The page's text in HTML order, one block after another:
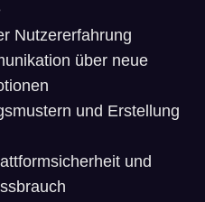
Nutzererfahrung
über neue
und Erstellung
und